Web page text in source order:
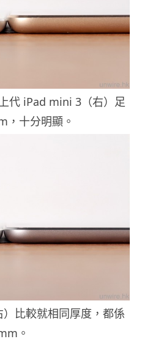
代 iPad mini 3（右）足
，十分明顯。
比較就相同厚度，都係
。